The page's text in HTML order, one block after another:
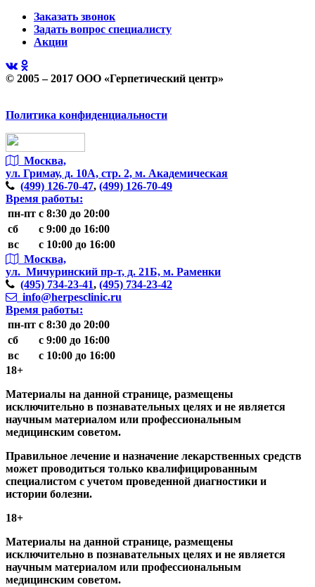
Заказать звонок
Задать вопрос специалисту
Акции
© 2005 – 2017 ООО «Герпетический центр»
Политика конфиденциальности
Москва,
ул. Гримау, д. 10А, стр. 2, м. Академическая
(499) 126-70-47, (499) 126-70-49
Время работы:
пн-пт с 8:30 до 20:00
сб
с 9:00 до 16:00
вс
с 10:00 до 16:00
Москва,
ул. Мичуринский пр-т, д. 21Б, м. Раменки
(495) 734-23-41, (495) 734-23-42
info@herpesclinic.ru
Время работы:
пн-пт с 8:30 до 20:00
сб
с 9:00 до 16:00
вс
с 10:00 до 16:00
18+
Материалы на данной странице, размещены
исключительно в познавательных целях и не является
научным материалом или профессиональным
медицинским советом.
Правильное лечение и назначение лекарственных средств
может проводиться только квалифицированным
специалистом с учетом проведенной диагностики и
истории болезни.
18+
Материалы на данной странице, размещены
исключительно в познавательных целях и не является
научным материалом или профессиональным
медицинским советом.